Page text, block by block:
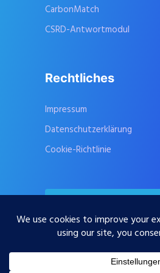
CarbonMatch
CSRD-Antwortmodul
Rechtliches
Impressum
Datenschutzerklärung
Cookie-Richtlinie